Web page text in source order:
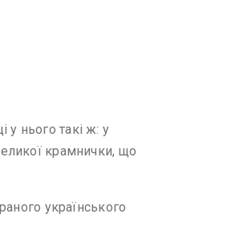
у нього такі ж: у
крамнички, що
українського